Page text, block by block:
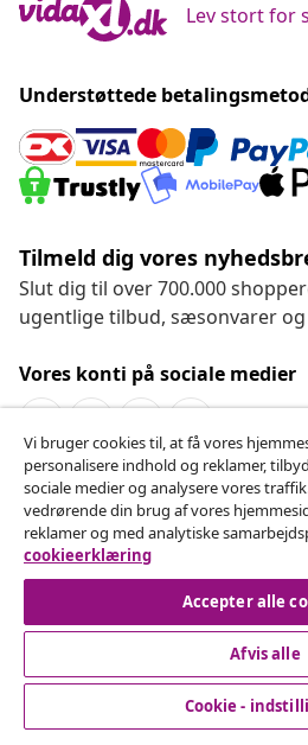
Lev stort for
Understøttede
Tilmeld dig vores
Slut dig til over 700.000
ugentlige tilbud, sæsonvarer og
Vores konti på sociale medier
Fortryd køb
Indsend en anmodning om at
Fortryd
Kundeservice
Vi bruger cookies til, at få vores
personalisere indhold og reklamer,
sociale medier og analysere vores
vedrørende din brug af vores
reklamer og med analytiske
cookieerklæring
Accepter alle
Afvis alle
Cookie -